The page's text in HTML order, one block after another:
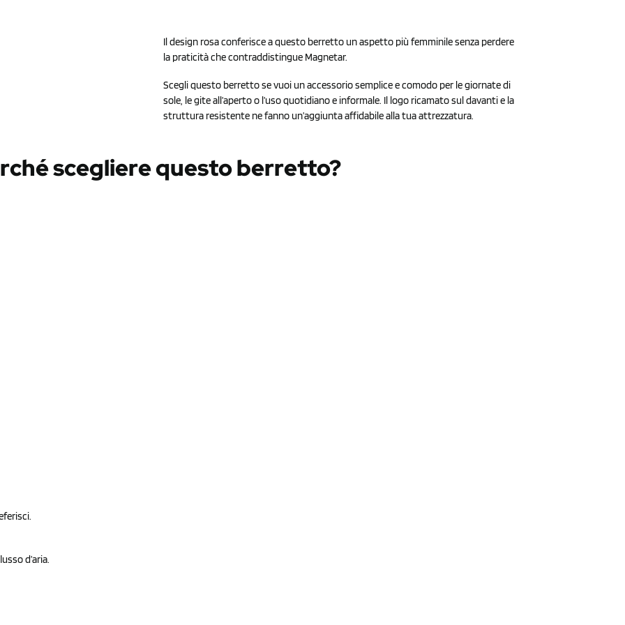
Il design rosa conferisce a questo berretto un aspetto più femminile senza perdere
la praticità che contraddistingue Magnetar.
Scegli questo berretto se vuoi un accessorio semplice e comodo per le giornate di
sole, le gite all’aperto o l’uso quotidiano e informale. Il logo ricamato sul davanti e la
struttura resistente ne fanno un’aggiunta affidabile alla tua attrezzatura.
scegliere questo berretto?
d’aria.